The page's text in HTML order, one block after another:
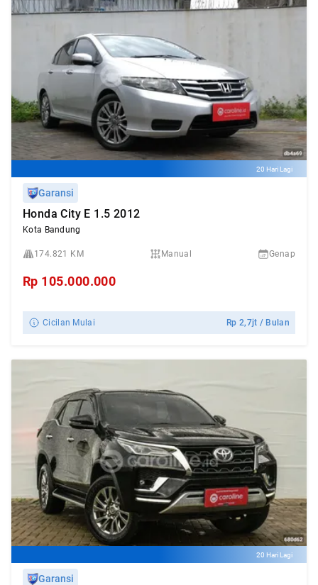
20 Hari Lagi
Garansi
Honda City E 1.5 2012
Kota Bandung
174.821 KM Manual Genap
Rp 105.000.000
Cicilan Mulai Rp2,7jt / Bulan
20 Hari Lagi
Garansi